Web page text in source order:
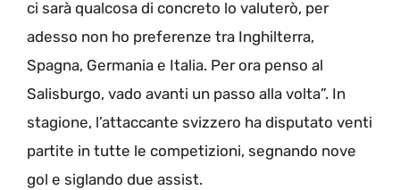
ci sarà qualcosa di concreto lo valuterò, per
adesso non ho preferenze tra Inghilterra,
Spagna, Germania e Italia. Per ora penso al
Salisburgo, vado avanti un passo alla volta”. In
stagione, l’attaccante svizzero ha disputato venti
partite in tutte le competizioni, segnando nove
gol e siglando due assist.